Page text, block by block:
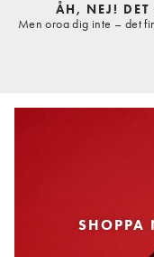
ÅH, NEJ! DET
Men oroa dig inte – det
SHOPPA